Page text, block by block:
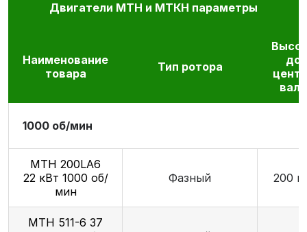
Двигатели МТН и МТКН параметры
Наименование
товара
Тип ротора
до
вала
1000 об/мин
МТН 200LA6
22 кВт 1000 об/
мин
Фазный 200
МТН 511-6 37